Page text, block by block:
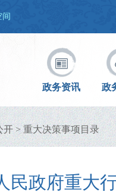
间
政务资讯 政
开>重大决策事项目录
民政府重大